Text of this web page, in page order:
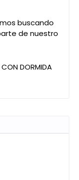
buscando
de nuestro
DORMIDA